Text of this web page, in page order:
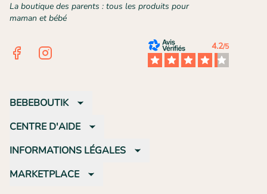
La boutique des parents : tous les produits pour
maman et bébé
FacebookInstagram 4.2/5
BEBEBOUTIK
CENTRE D'AIDE
INFORMATIONS LÉGALES
MARKETPLACE